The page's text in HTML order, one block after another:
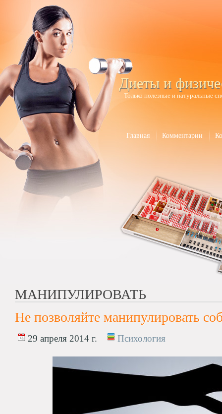
Диеты и
Только полезные и натуральные
Главная Комментарии
МАНИПУЛИРОВАТЬ
Не позволяйте манипулировать
29 апреля 2014 г. Психология